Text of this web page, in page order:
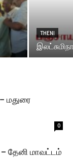
THENI
மதுரை
0
– தேனி மாவட்டம்